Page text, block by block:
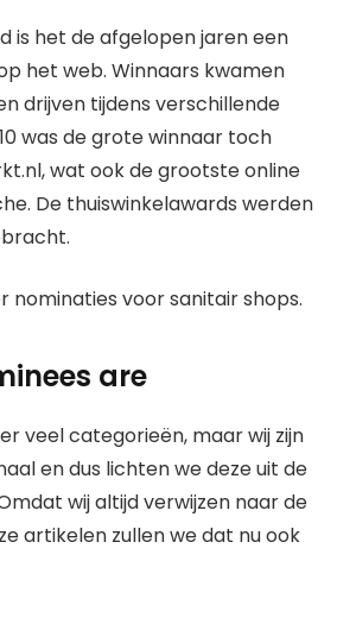
is het de afgelopen jaren een
het web. Winnaars kwamen
drijven tijdens verschillende
was de grote winnaar toch
wat ook de grootste online
De thuiswinkelawards werden
nominaties voor sanitair shops.
are
er veel categorieën, maar wij zijn
en dus lichten we deze uit de
wij altijd verwijzen naar de
artikelen zullen we dat nu ook